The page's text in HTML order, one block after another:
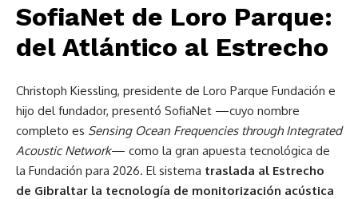
SofiaNet de Loro Parque:
del Atlántico al Estrecho
Christoph Kiessling, presidente de Loro Parque Fundación e
hijo del fundador, presentó SofiaNet —cuyo nombre
completo es Sensing Ocean Frequencies through Integrated
Acoustic Network— como la gran apuesta tecnológica de
la Fundación para 2026. El sistema traslada al Estrecho
de Gibraltar la tecnología de monitorización acústica